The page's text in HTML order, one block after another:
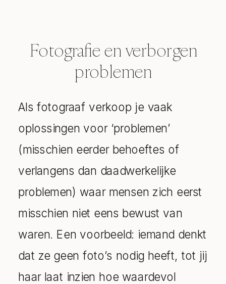
Fotografie en verborgen
problemen
Als fotograaf verkoop je vaak
oplossingen voor ‘problemen’
(misschien eerder behoeftes of
verlangens dan daadwerkelijke
problemen) waar mensen zich eerst
misschien niet eens bewust van
waren. Een voorbeeld: iemand denkt
dat ze geen foto’s nodig heeft, tot jij
haar laat inzien hoe waardevol